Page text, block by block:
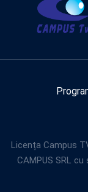
Licența Campus
CAMPUS SRL